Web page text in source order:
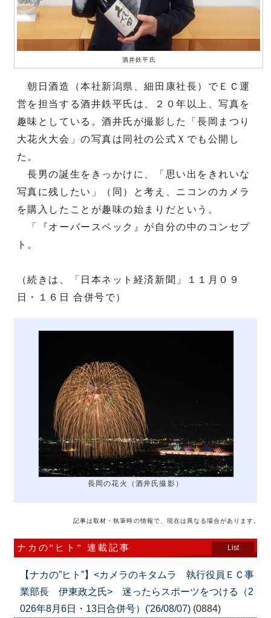
酒井鉄平氏
朝日酒造（本社新潟県、細田康社長）でＥＣ運
営を担当する酒井鉄平氏は、２０年以上、写真を
趣味としている。酒井氏が撮影した「長岡まつり
大花火大会」の写真は同社の公式Ｘでも公開し
た。
長男の誕生をきっかけに、「思い出をきれいな
写真に残したい」（同）と考え、ニコンのカメラ
を購入したことが趣味の始まりだという。
「『オーバースペック』が自分の中のコンセプ
ト。
（続きは、「日本ネット経済新聞」１１月０９
日・１６日 合併号で）
長岡の花火（酒井氏撮影）
記事は取材・執筆時の情報で、現在は異なる場合があります。
ナカの”ヒト” 連載記事 List
【ナカの”ヒト”】<カメラのキタムラ 執行役員ＥＣ事
業部長 伊東政之氏> 迷ったらスポーツをつける（2
026年8月6日・13日合併号）('26/08/07) (0884)